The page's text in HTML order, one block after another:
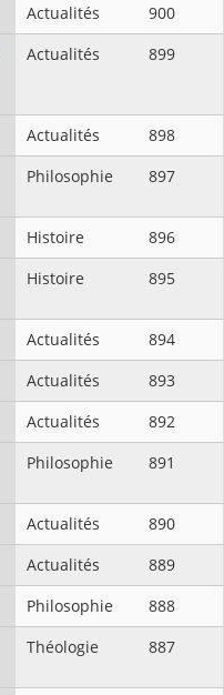
Actualités
900
Actualités 899
Actualités
898
Philosophie 897
Histoire
896
Histoire 895
Actualités
894
Actualités
893
Actualités
892
Philosophie 891
Actualités
890
Actualités
889
Philosophie
888
Théologie 887